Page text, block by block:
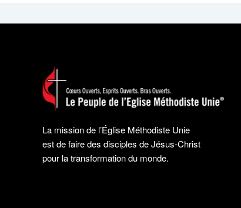
La mission de l’Église Méthodiste Unie
est de faire des disciples de Jésus-Christ
pour la transformation du monde.